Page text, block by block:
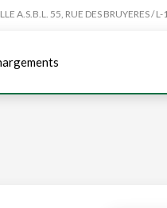
A.S.B.L. 55, RUE DES BRUYERES /